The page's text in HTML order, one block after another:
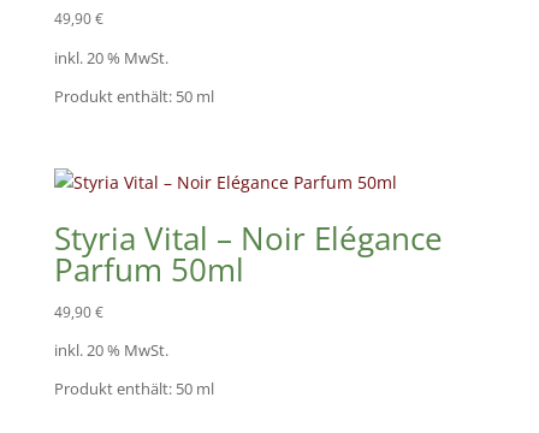
49,90€
inkl. 20 % MwSt.
Produkt enthält: 50 ml
Styria Vital – Noir Elégance
Parfum 50ml
49,90€
inkl. 20 % MwSt.
Produkt enthält: 50 ml